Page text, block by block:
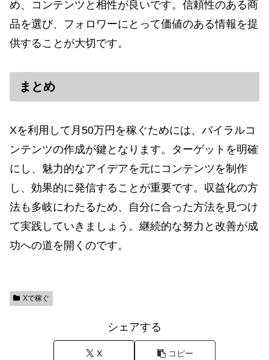
め、コンテンツと相性が良いです。信頼性のある商
品を選び、フォロワーにとって価値のある情報を提
供することが大切です。
まとめ
Xを利用して月50万円を稼ぐためには、バイラルコ
ンテンツの作成が鍵となります。ターゲットを明確
にし、魅力的なアイデアを元にコンテンツを制作
し、効果的に発信することが重要です。収益化の方
法も多岐にわたるため、自分に合った方法を見つけ
て実践していきましょう。継続的な努力と改善が成
功への道を開くのです。
Xで稼ぐ
シェアする
X コピー